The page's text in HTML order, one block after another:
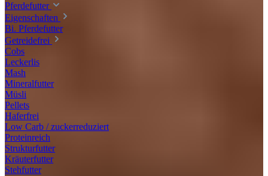
Pferdefutter
Eigenschaften
Bi. Pferdefutter
Getreidefrei
Cobs
Leckerlis
Mash
Mineralfutter
Müsli
Pellets
Haferfrei
Low Carb / zuckerreduziert
Proteinreich
Strukturfutter
Kräuterfutter
Stehfutter